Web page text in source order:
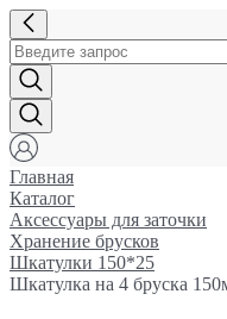
Главная
Каталог
Аксессуары для заточки
Хранение брусков
Шкатулки 150*25
Шкатулка на 4 бруска